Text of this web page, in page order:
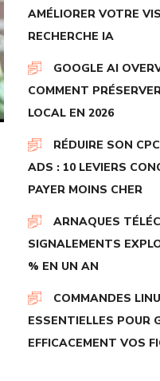
AMÉLIORER VOTRE
RECHERCHE IA
GOOGLE AI
COMMENT
LOCAL EN 2026
RÉDUIRE SON
ADS : 10 LEVIERS
PAYER MOINS CHER
ARNAQUES
SIGNALEMENTS
% EN UN AN
COMMANDES
ESSENTIELLES POUR
EFFICACEMENT VOS